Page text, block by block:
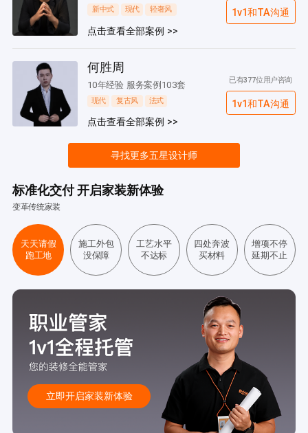
新中式 现代 轻奢风
点击查看全部案例 >>
1v1和TA沟通
何胜周
10年经验 服务案例103套
现代 复古风 法式
点击查看全部案例 >>
已有377位用户咨询
1v1和TA沟通
寻找更多五星设计师
标准化交付 开启家装新体验
变革传统家装
天天请假
跑工地
施工外包
没保障
工艺水平
不达标
四处奔波
买材料
增项不停
延期不止
立即开启家装新体验